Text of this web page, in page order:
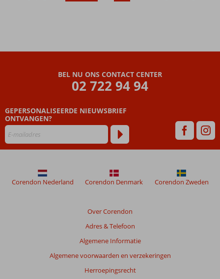
BEL NU ONS CONTACT CENTER
02 722 94 94
GEPERSONALISEERDE NIEUWSBRIEF
ONTVANGEN?
Over Corendon
Adres & Telefoon
Algemene Informatie
Algemene voorwaarden en verzekeringen
Herroepingsrecht
Corendon Nederland Corendon Denmark Corendon Zweden